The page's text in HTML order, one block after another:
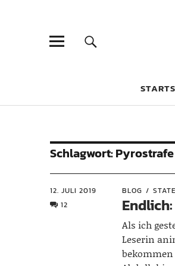
Schlagwort:Pyrostrafe
12. JULI 2019
12
BLOG
Als ich
Leserin